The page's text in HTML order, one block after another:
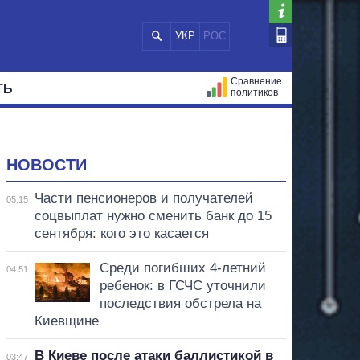
УКР РОС
Сравнение
политиков
НОВОСТИ
05:15
Части пенсионеров и получателей
соцвыплат нужно сменить банк до 15
сентября: кого это касается
04:51
Среди погибших 4-летний
ребенок: в ГСЧС уточнили
последствия обстрела на
Киевщине
03:47
В Киеве после атаки баллистикой в